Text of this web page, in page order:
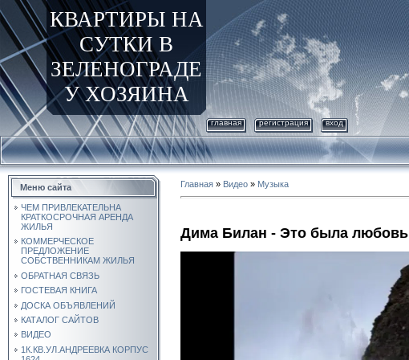
КВАРТИРЫ НА
СУТКИ В
ЗЕЛЕНОГРАДЕ
У ХОЗЯИНА
главная регистрация вход
Меню сайта
ЧЕМ ПРИВЛЕКАТЕЛЬНА
КРАТКОСРОЧНАЯ АРЕНДА
ЖИЛЬЯ
КОММЕРЧЕСКОЕ
ПРЕДЛОЖЕНИЕ
СОБСТВЕННИКАМ ЖИЛЬЯ
ОБРАТНАЯ СВЯЗЬ
ГОСТЕВАЯ КНИГА
ДОСКА ОБЪЯВЛЕНИЙ
КАТАЛОГ САЙТОВ
ВИДЕО
1К.КВ.УЛ.АНДРЕЕВКА КОРПУС
Главная » Видео » Музыка
Дима Билан - Это была любовь